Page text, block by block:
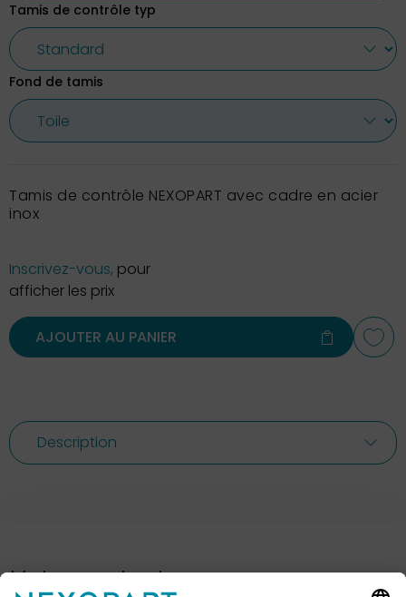
Tamis de contrôle typ
Fond de tamis
Tamis de contrôle NEXOPART avec cadre en acier
inox
Inscrivez-vous, pour
afficher les prix
AJOUTER AU PANIER
Description
Votre contact avec nous.